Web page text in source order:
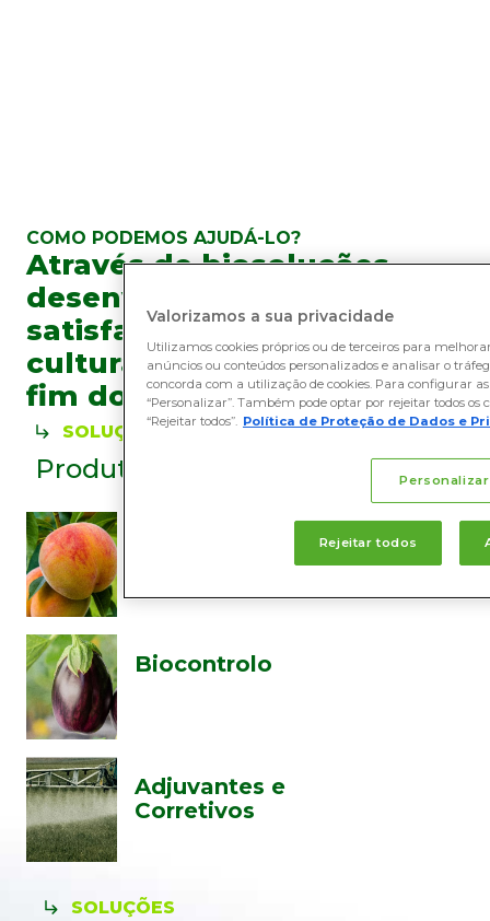
COMO PODEMOS AJUDÁ-LO?
Através de biosoluções
desenvolvidas para
satisfazer as exigências das
culturas desde o início ao
fim do seu ciclo
SOLUÇÕES
Produtos por
Biocontrolo
Adjuvantes e
Corretivos
SOLUÇÕES
Valorizamos a sua privacidade
Utilizamos cookies próprios ou de terceiros para
anúncios ou conteúdos personalizados e analisar o
concorda com a utilização de cookies. Para configurar
“Personalizar”. Também pode optar por rejeitar todos os
“Rejeitar todos”. Política de Proteção de Dados e
Personalizar
Rejeitar todos